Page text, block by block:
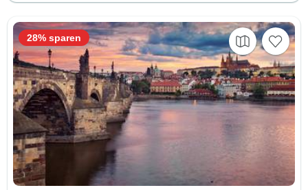
28% sparen